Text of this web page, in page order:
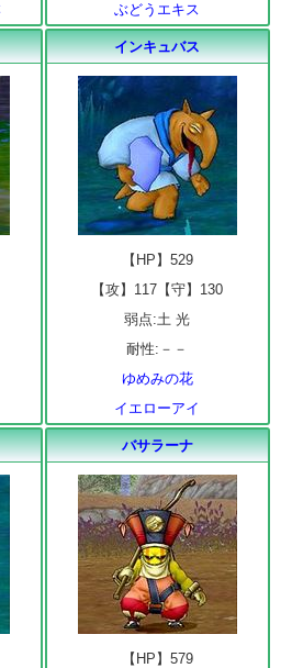
ぶどうエキス
インキュバス
【HP】529
【攻】117【守】130
弱点:土 光
耐性:－－
ゆめみの花
イエローアイ
バサラーナ
【HP】579